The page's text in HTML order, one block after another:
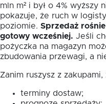
mln m² i był o 4% wyższy
pokazuje, że ruch w
poziomie. Sprzedaż
gotowy wcześniej. Jeśli
pożyczka na magazyn
zbudowania przewagi, a
Zanim ruszysz z zakupami,
terminy dostaw;